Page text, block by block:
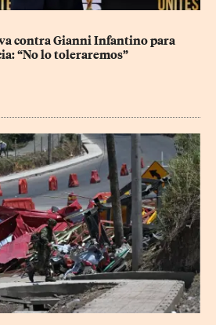
contra Gianni Infantino para
“No lo toleraremos”